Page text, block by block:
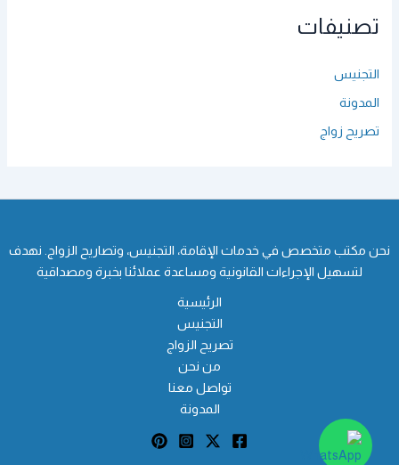
تصنيفات
التجنيس
المدونة
تصريح زواج
نحن مكتب متخصص في خدمات الإقامة، التجنيس، وتصاريح الزواج. نهدف
لتسهيل الإجراءات القانونية ومساعدة عملائنا بخبرة ومصداقية
الرئيسية
التجنيس
تصريح الزواج
من نحن
تواصل معنا
المدونة